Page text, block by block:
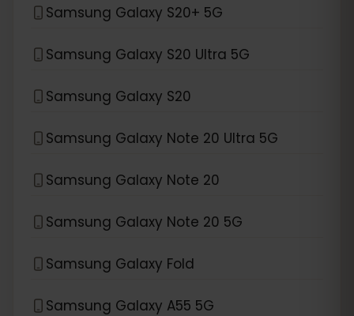
Samsung Galaxy S20+ 5G
Samsung Galaxy S20 Ultra 5G
Samsung Galaxy S20
Samsung Galaxy Note 20 Ultra 5G
Samsung Galaxy Note 20
Samsung Galaxy Note 20 5G
Samsung Galaxy Fold
Samsung Galaxy A55 5G